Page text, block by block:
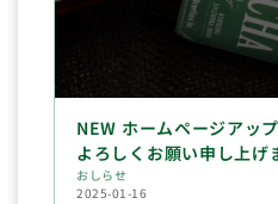
NEW ホームページアッ
よろしくお願い申し上げ
おしらせ
2025-01-16